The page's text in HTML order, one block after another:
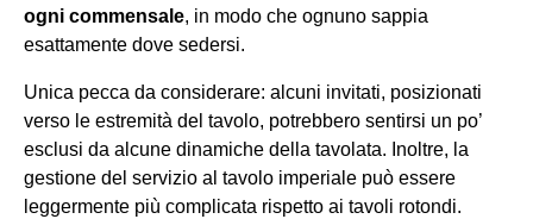
ogni commensale, in modo che ognuno sappia
esattamente dove sedersi.
Unica pecca da considerare: alcuni invitati, posizionati
verso le estremità del tavolo, potrebbero sentirsi un po’
esclusi da alcune dinamiche della tavolata. Inoltre, la
gestione del servizio al tavolo imperiale può essere
leggermente più complicata rispetto ai tavoli rotondi.